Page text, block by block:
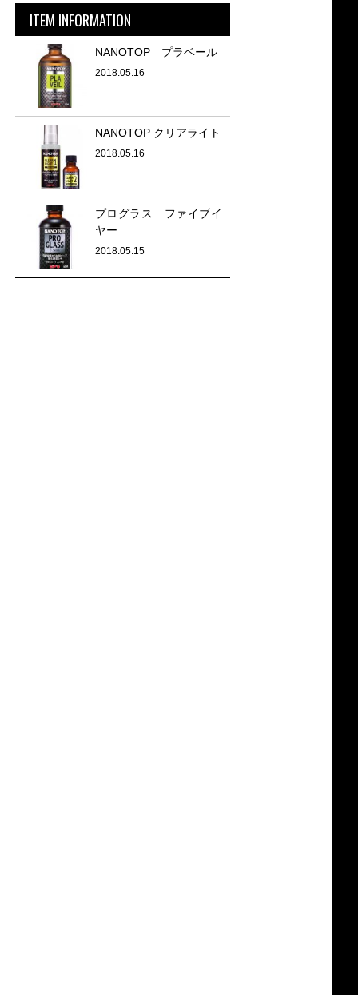
ITEM INFORMATION
NANOTOP プラベール
2018.05.16
NANOTOP クリアライト
2018.05.16
プログラス ファイブイ
ヤー
2018.05.15